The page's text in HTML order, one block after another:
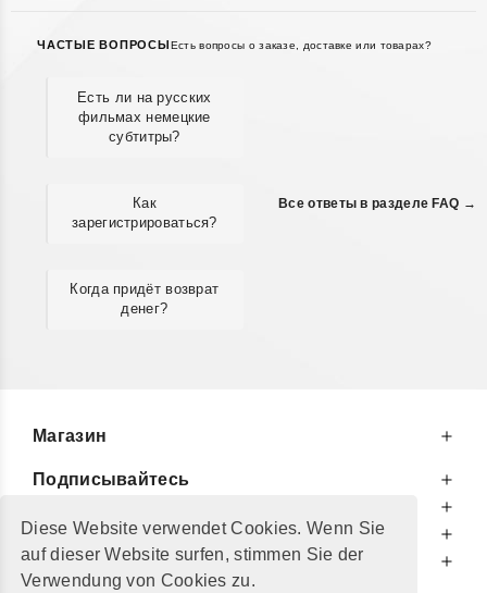
Diese Website verwendet Cookies. Wenn Sie
auf dieser Website surfen, stimmen Sie der
Verwendung von Cookies zu.
ЧАСТЫЕ ВОПРОСЫ Есть вопросы о заказе, доставке или товарах?
Есть ли на русских
фильмах немецкие
субтитры?
Как
зарегистрироваться?
Когда придёт возврат
денег?
Все ответы в разделе FAQ →
Магазин
Подписывайтесь
Информируем Вас
Дополнительно